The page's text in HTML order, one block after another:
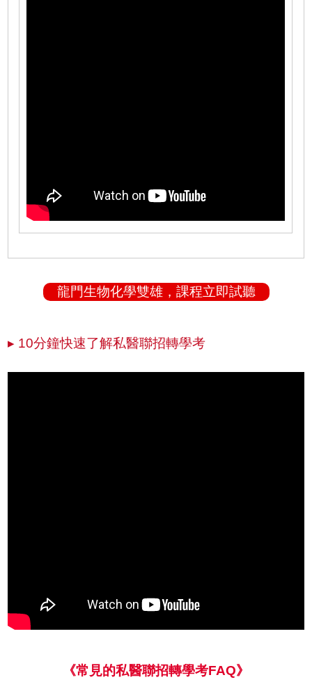
龍門生物化學雙雄，課程立即試聽
▸ 10分鐘快速了解私醫聯招轉學考
《常見的私醫聯招轉學考FAQ》